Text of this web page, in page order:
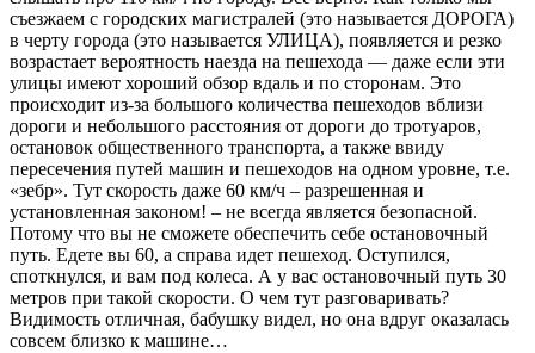
съезжаем с городских магистралей (это называется ДОРОГА)
в черту города (это называется УЛИЦА), появляется и резко
возрастает вероятность наезда на пешехода — даже если эти
улицы имеют хороший обзор вдаль и по сторонам. Это
происходит из-за большого количества пешеходов вблизи
дороги и небольшого расстояния от дороги до тротуаров,
остановок общественного транспорта, а также ввиду
пересечения путей машин и пешеходов на одном уровне, т.е.
«зебр». Тут скорость даже 60 км/ч – разрешенная и
установленная законом! – не всегда является безопасной.
Потому что вы не сможете обеспечить себе остановочный
путь. Едете вы 60, а справа идет пешеход. Оступился,
споткнулся, и вам под колеса. А у вас остановочный путь 30
метров при такой скорости. О чем тут разговаривать?
Видимость отличная, бабушку видел, но она вдруг оказалась
совсем близко к машине…